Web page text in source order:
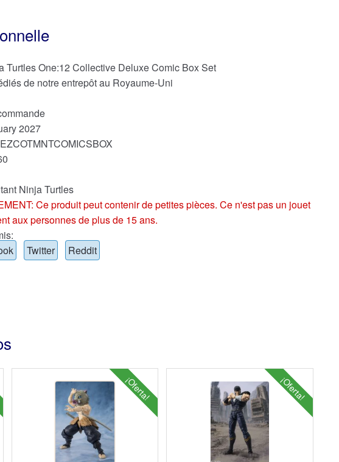
Turtles One:12 Collective Deluxe Comic Box Set
de notre entrepôt au Royaume-Uni
2027
Ninja Turtles
Ce produit peut contenir de petites pièces. Ce n'est pas un jouet
aux personnes de plus de 15 ans.
Twitter Reddit
¡Oferta! ¡Oferta!